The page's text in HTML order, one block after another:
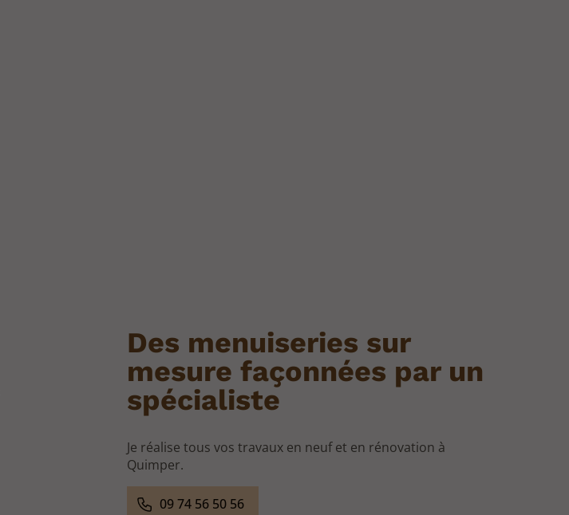
Des menuiseries sur
mesure façonnées par un
spécialiste
Je réalise tous vos travaux en neuf et en rénovation à
Quimper.
09 74 56 50 56